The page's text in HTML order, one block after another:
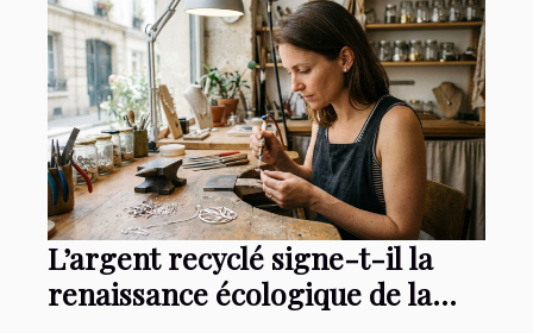
L’argent recyclé signe-t-il la
renaissance écologique de la